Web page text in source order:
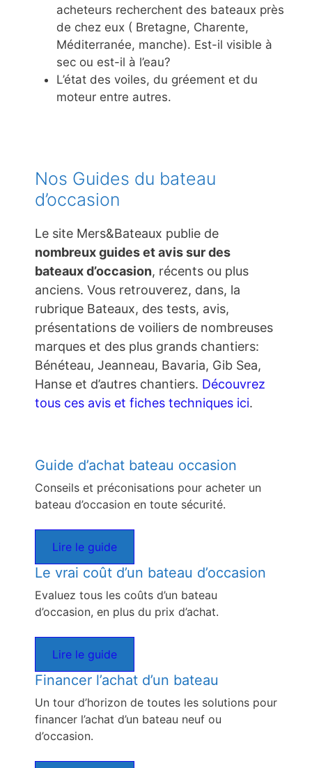
acheteurs recherchent des bateaux près
de chez eux ( Bretagne, Charente,
Méditerranée, manche). Est-il visible à
sec ou est-il à l’eau?
L’état des voiles, du gréement et du
moteur entre autres.
Nos Guides du bateau
d’occasion
Le site Mers&Bateaux publie de
nombreux guides et avis sur des
bateaux d’occasion, récents ou plus
anciens. Vous retrouverez, dans, la
rubrique Bateaux, des tests, avis,
présentations de voiliers de nombreuses
marques et des plus grands chantiers:
Bénéteau, Jeanneau, Bavaria, Gib Sea,
Hanse et d’autres chantiers. Découvrez
tous ces avis et fiches techniques ici.
Guide d’achat bateau occasion
Conseils et préconisations pour acheter un
bateau d’occasion en toute sécurité.
Lire le guide
Le vrai coût d’un bateau d’occasion
Evaluez tous les coûts d’un bateau
d’occasion, en plus du prix d’achat.
Lire le guide
Financer l’achat d’un bateau
Un tour d’horizon de toutes les solutions pour
financer l’achat d’un bateau neuf ou
d’occasion.